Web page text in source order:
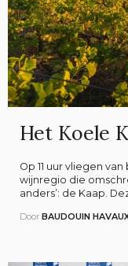
Het Koele
Op 11 uur vliegen
wijnregio die
anders’: de Kaap.
Door BAUDOUIN